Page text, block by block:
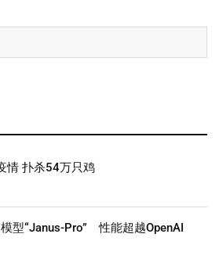
情 扑杀54万只鸡
型“Janus-Pro” 性能超越OpenAI